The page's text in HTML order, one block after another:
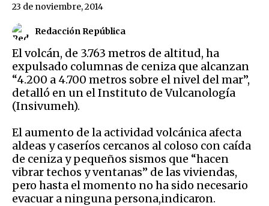
Redacción República
23 de noviembre, 2014
El volcán, de 3.763 metros de altitud, ha
expulsado columnas de ceniza que alcanzan
“4.200 a 4.700 metros sobre el nivel del mar”,
detalló en un el Instituto de Vulcanología
(Insivumeh).
El aumento de la actividad volcánica afecta
aldeas y caseríos cercanos al coloso con caída
de ceniza y pequeños sismos que “hacen
vibrar techos y ventanas” de las viviendas,
pero hasta el momento no ha sido necesario
evacuar a ninguna persona,indicaron.